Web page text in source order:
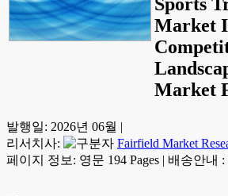
Market
Market
발행일: 2026년 06월 |
리서치사:
Fairfield Market
페이지 정보: 영문 194 Pages | 배송안내